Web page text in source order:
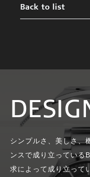
Back to list
シンプルさ、美しさ、
ンスで成り立っている
求によって成り立って